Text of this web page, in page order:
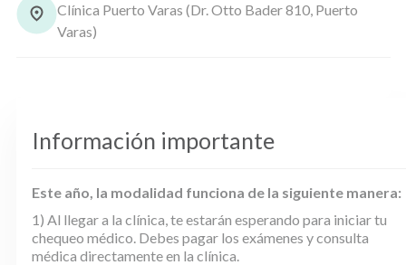
Clínica Puerto Varas (Dr. Otto Bader 810, Puerto
Varas)
Información importante
Este año, la modalidad funciona de la siguiente manera:
1) Al llegar a la clínica, te estarán esperando para iniciar tu
chequeo médico. Debes pagar los exámenes y consulta
médica directamente en la clínica.